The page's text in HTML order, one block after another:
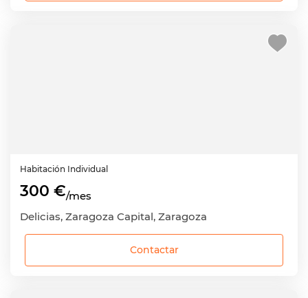
Habitación Individual
300 €/mes
Delicias, Zaragoza Capital, Zaragoza
Contactar